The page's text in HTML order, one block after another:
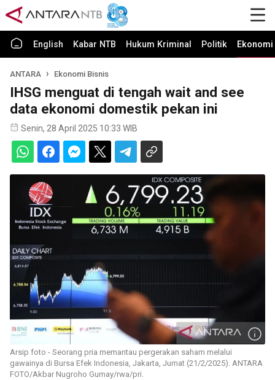
English Kabar NTB Hukum Kriminal Politik
ANTARA Ekonomi Bisnis
IHSG menguat di tengah wait and see
data ekonomi domestik pekan ini
Senin, 28 April 2025 10:33 WIB
Arsip foto - Seorang pria memantau pergerakan saham melalui
gawainya di Bursa Efek Indonesia, Jakarta, Jumat (21/2/2025). ANTARA
FOTO/Akbar Nugroho Gumay/rwa/pri.